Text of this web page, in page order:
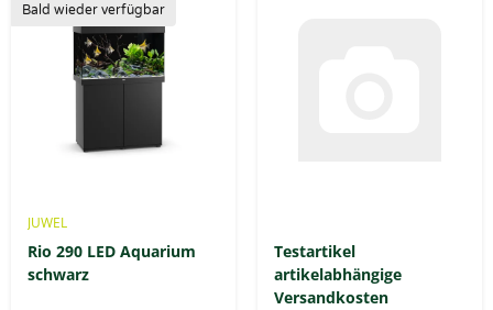
Bald wieder verfügbar
JUWEL
Rio 290 LED Aquarium
schwarz
Testartikel
artikelabhängige
Versandkosten